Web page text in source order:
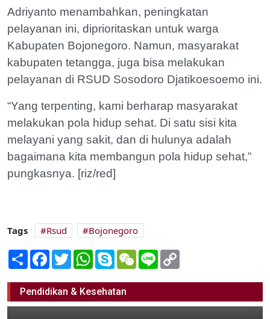
Adriyanto menambahkan, peningkatan
pelayanan ini, diprioritaskan untuk warga
Kabupaten Bojonegoro. Namun, masyarakat
kabupaten tetangga, juga bisa melakukan
pelayanan di RSUD Sosodoro Djatikoesoemo ini.
“Yang terpenting, kami berharap masyarakat
melakukan pola hidup sehat. Di satu sisi kita
melayani yang sakit, dan di hulunya adalah
bagaimana kita membangun pola hidup sehat,”
pungkasnya. [riz/red]
Tags Rsud
Bojonegoro
Share Facebook
TwitterWhatsApp
SkypeWeChatLine
Pendidikan & Kesehatan
Melawat ke Persipal, Pertaruhan Persibo
10 Desember 2024 07:00